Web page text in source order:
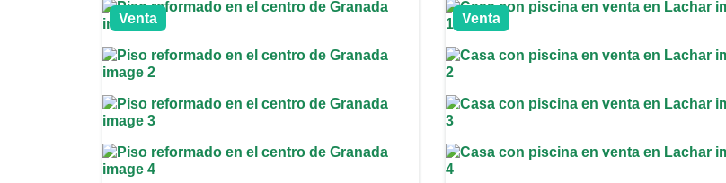
Venta Venta